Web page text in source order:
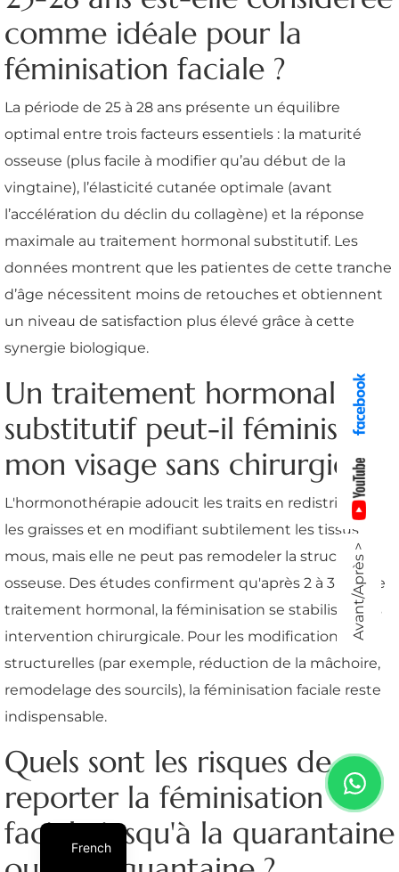
comme idéale pour la
féminisation faciale ?
La période de 25 à 28 ans présente un équilibre
optimal entre trois facteurs essentiels : la maturité
osseuse (plus facile à modifier qu’au début de la
vingtaine), l’élasticité cutanée optimale (avant
l’accélération du déclin du collagène) et la réponse
maximale au traitement hormonal substitutif. Les
données montrent que les patientes de cette tranche
d’âge nécessitent moins de retouches et obtiennent
un niveau de satisfaction plus élevé grâce à cette
synergie biologique.
Un traitement hormonal
substitutif peut-il féminiser
mon visage sans chirurgie ?
L'hormonothérapie adoucit les traits en redistribuant
les graisses et en modifiant subtilement les tissus
mous, mais elle ne peut pas remodeler la structure
osseuse. Des études confirment qu'après 2 à 3 ans de
traitement hormonal, la féminisation se stabilise sans
intervention chirurgicale. Pour les modifications
structurelles (par exemple, réduction de la mâchoire,
remodelage des sourcils), la féminisation faciale reste
indispensable.
Quels sont les risques de
reporter la féminisation
faciale jusqu'à la quarantaine
Avant/Après >
French